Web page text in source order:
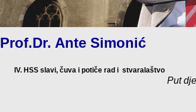
Prof.Dr. Ante Simonić
IV. HSS slavi, čuva i potiče rad i stvaralaštvo
Put